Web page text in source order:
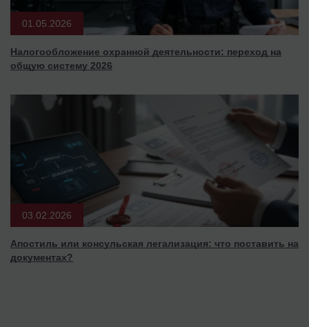
01.05.2026
Налогообложение охранной деятельности: переход на
общую систему 2026
03.02.2026
Апостиль или консульская легализация: что поставить на
документах?